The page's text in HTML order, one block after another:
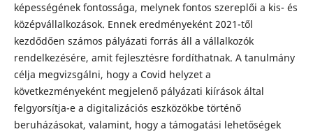
képességének fontossága, melynek fontos szereplői a kis- és
középvállalkozások. Ennek eredményeként 2021-től
kezdődően számos pályázati forrás áll a vállalkozók
rendelkezésére, amit fejlesztésre fordíthatnak. A tanulmány
célja megvizsgálni, hogy a Covid helyzet a
következményeként megjelenő pályázati kiírások által
felgyorsítja-e a digitalizációs eszközökbe történő
beruházásokat, valamint, hogy a támogatási lehetőségek